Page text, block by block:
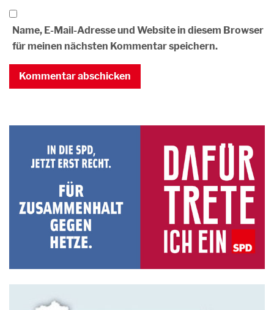
Name, E-Mail-Adresse und Website in diesem Browser
für meinen nächsten Kommentar speichern.